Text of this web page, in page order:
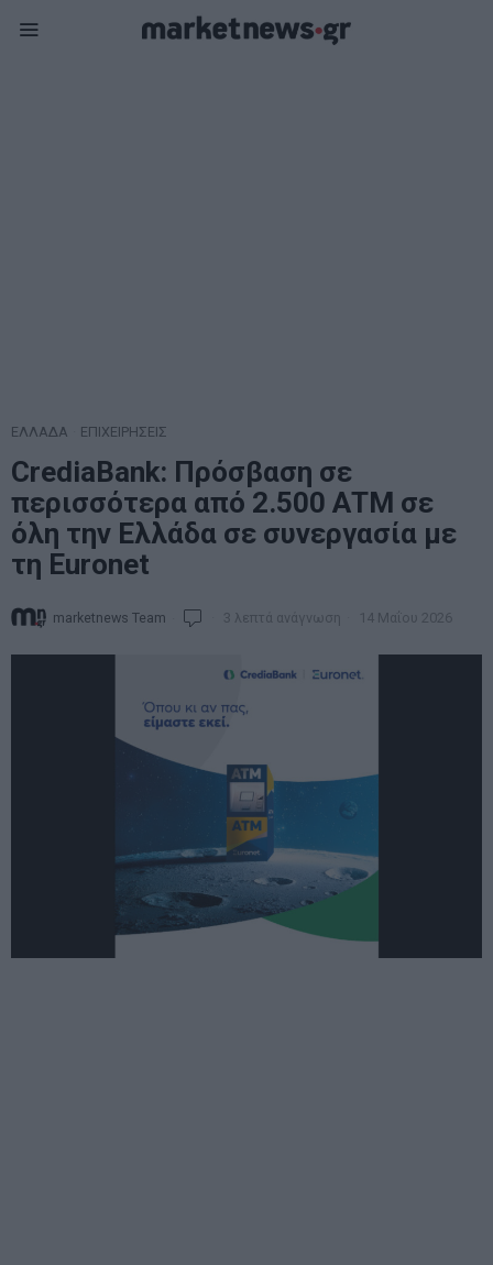
ΕΛΛΑΔΑ ΕΠΙΧΕΙΡΗΣΕΙΣ
CrediaBank: Πρόσβαση σε
περισσότερα από 2.500 ΑΤΜ σε
όλη την Ελλάδα σε συνεργασία με
τη Euronet
marketnews Team 3 λεπτά ανάγνωση 14 Μαΐου 2026